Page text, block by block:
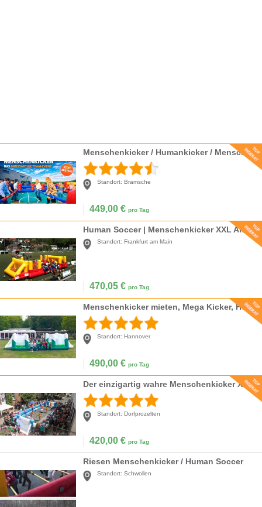
Menschenkicker / Humankicker / Menschlicher Tischfußball XXL mieten
Standort: Bramsche
449,00 € pro Tag
Human Soccer | Menschenkicker XXL Aktionspreis!
Standort: Frankfurt am Main
470,05 € pro Tag
Menschenkicker mieten, Mega Kicker, Human Soccer, Preis inkl. MwSt.!
Standort: Hannover
490,00 € pro Tag
Der einzigartig wahre Menschenkicker XXXL 16mx6m oder 14mx6m
Standort: Dorfprozelten
420,00 € pro Tag
Riesen Menschenkicker / Human Soccer
Standort: Schwollen